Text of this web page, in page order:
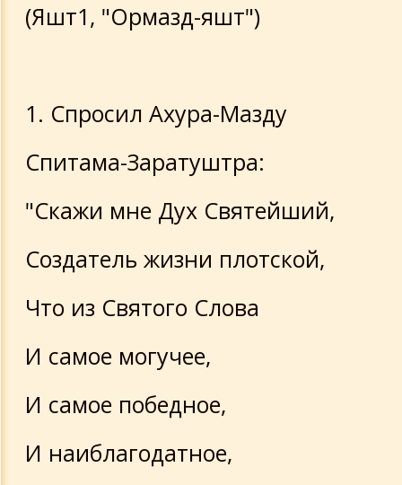
(Яшт1, "Ормазд-яшт")
1. Спросил Ахура-Мазду
Спитама-Заратуштра:
"Скажи мне Дух Святейший,
Создатель жизни плотской,
Что из Святого Слова
И самое могучее,
И самое победное,
И наиблагодатное,